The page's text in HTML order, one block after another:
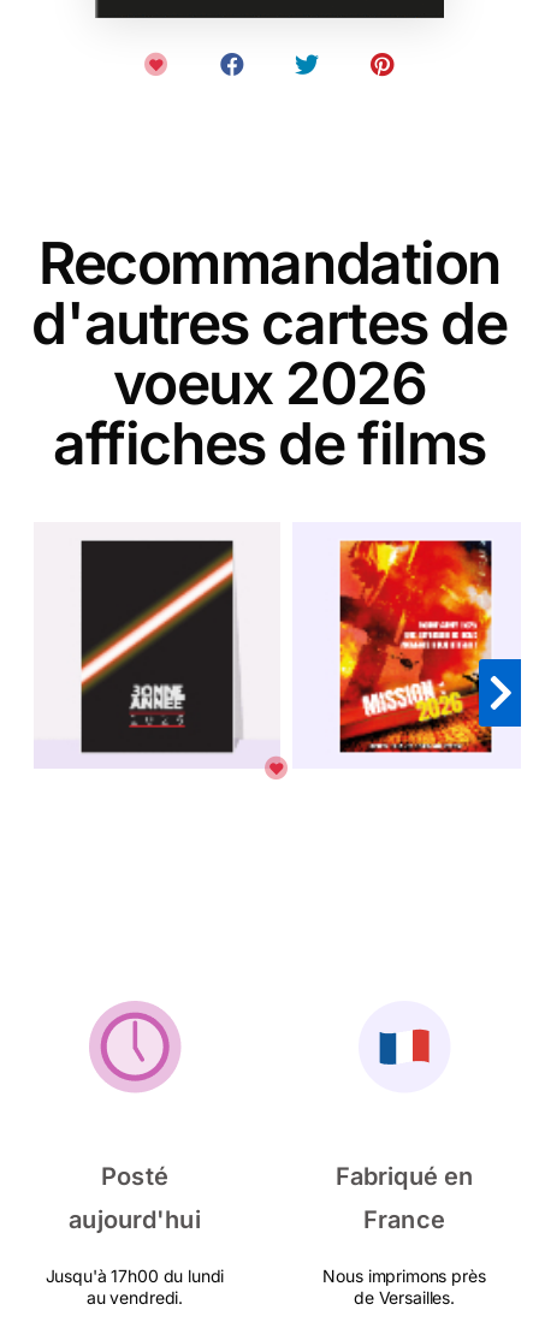
Recommandation
d'autres cartes de
voeux 2026
affiches de films
Posté
aujourd'hui
Jusqu'à 17h00 du lundi
au vendredi.
Fabriqué en
France
Nous imprimons près
de Versailles.